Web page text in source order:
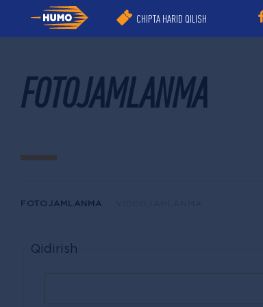
CHIPTA HARID QILISH
FOTOJAMLANMA
FOTOJAMLANMA
Qidirish